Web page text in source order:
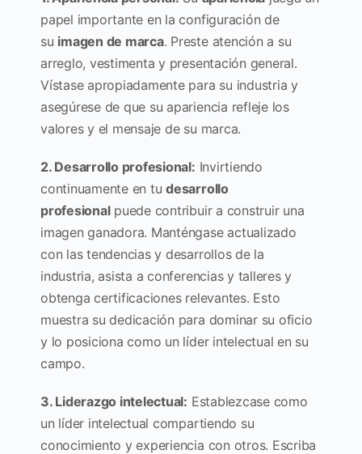
papel importante en la configuración de
su imagen de marca. Preste atención a su
arreglo, vestimenta y presentación general.
Vístase apropiadamente para su industria y
asegúrese de que su apariencia refleje los
valores y el mensaje de su marca.
2. Desarrollo profesional: Invirtiendo
continuamente en tudesarrollo
profesionalpuede contribuir a construir una
imagen ganadora. Manténgase actualizado
con las tendencias y desarrollos de la
industria, asista a conferencias y talleres y
obtenga certificaciones relevantes. Esto
muestra su dedicación para dominar su oficio
y lo posiciona como un líder intelectual en su
campo.
3. Liderazgo intelectual: Establezcase como
un líder intelectual compartiendo su
conocimiento y experiencia con otros. Escriba